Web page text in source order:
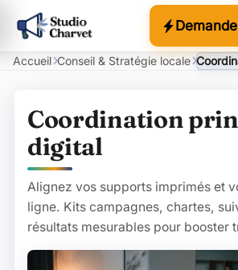
Accueil Conseil & Stratégie locale
Coordination
digital
Alignez vos supports imprimés et
ligne. Kits campagnes, chartes,
résultats mesurables pour booster